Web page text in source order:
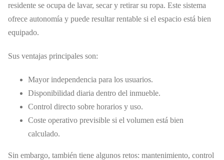
residente se ocupa de lavar, secar y retirar su ropa. Este sistema
ofrece autonomía y puede resultar rentable si el espacio está bien
equipado.
Sus ventajas principales son:
Mayor independencia para los usuarios.
Disponibilidad diaria dentro del inmueble.
Control directo sobre horarios y uso.
Coste operativo previsible si el volumen está bien
calculado.
Sin embargo, también tiene algunos retos: mantenimiento, control